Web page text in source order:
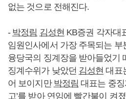
없는 것으로 전해진다.
- 박정림 김성현 KB증권 각자대
임원인사에서 가장 주목되는 부
융당국의 징계장을 받아들었기
징계수위가 낮았던 김성현 대표
어 보이지만 박정림 대표는 중징
고’를 받아 연임에 빨간불이 켜